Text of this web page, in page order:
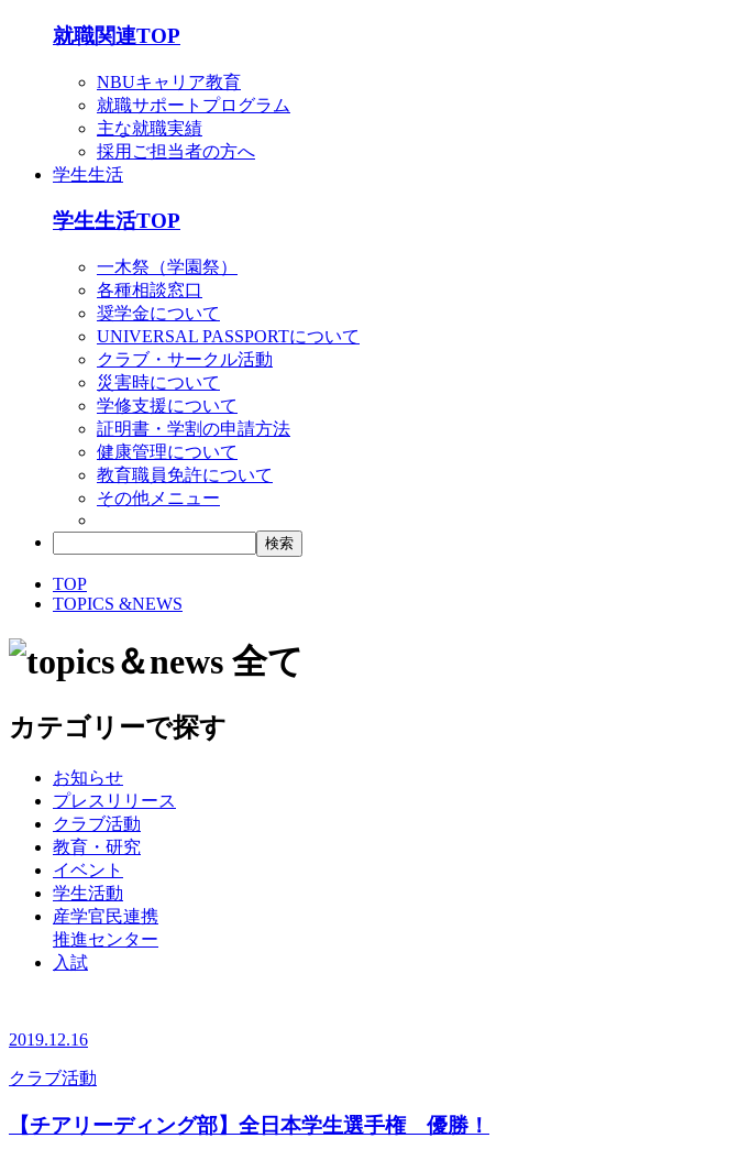
就職関連TOP
NBUキャリア教育
就職サポートプログラム
主な就職実績
採用ご担当者の方へ
学生生活
学生生活TOP
一木祭（学園祭）
各種相談窓口
奨学金について
UNIVERSAL PASSPORTについて
クラブ・サークル活動
災害時について
学修支援について
証明書・学割の申請方法
健康管理について
教育職員免許について
その他メニュー
TOP
TOPICS &NEWS
全て
カテゴリーで探す
お知らせ
プレスリリース
クラブ活動
教育・研究
イベント
学生活動
産学官民連携
推進センター
入試
2019.12.16
クラブ活動
【チアリーディング部】全日本学生選手権 優勝！